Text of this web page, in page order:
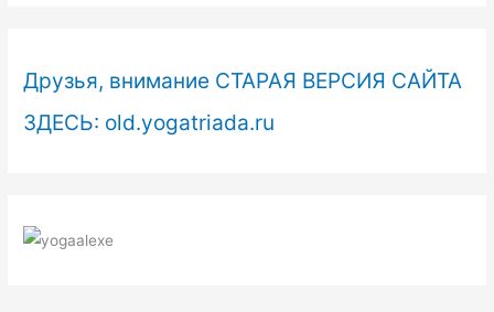
Друзья, внимание СТАРАЯ ВЕРСИЯ САЙТА
ЗДЕСЬ: old.yogatriada.ru